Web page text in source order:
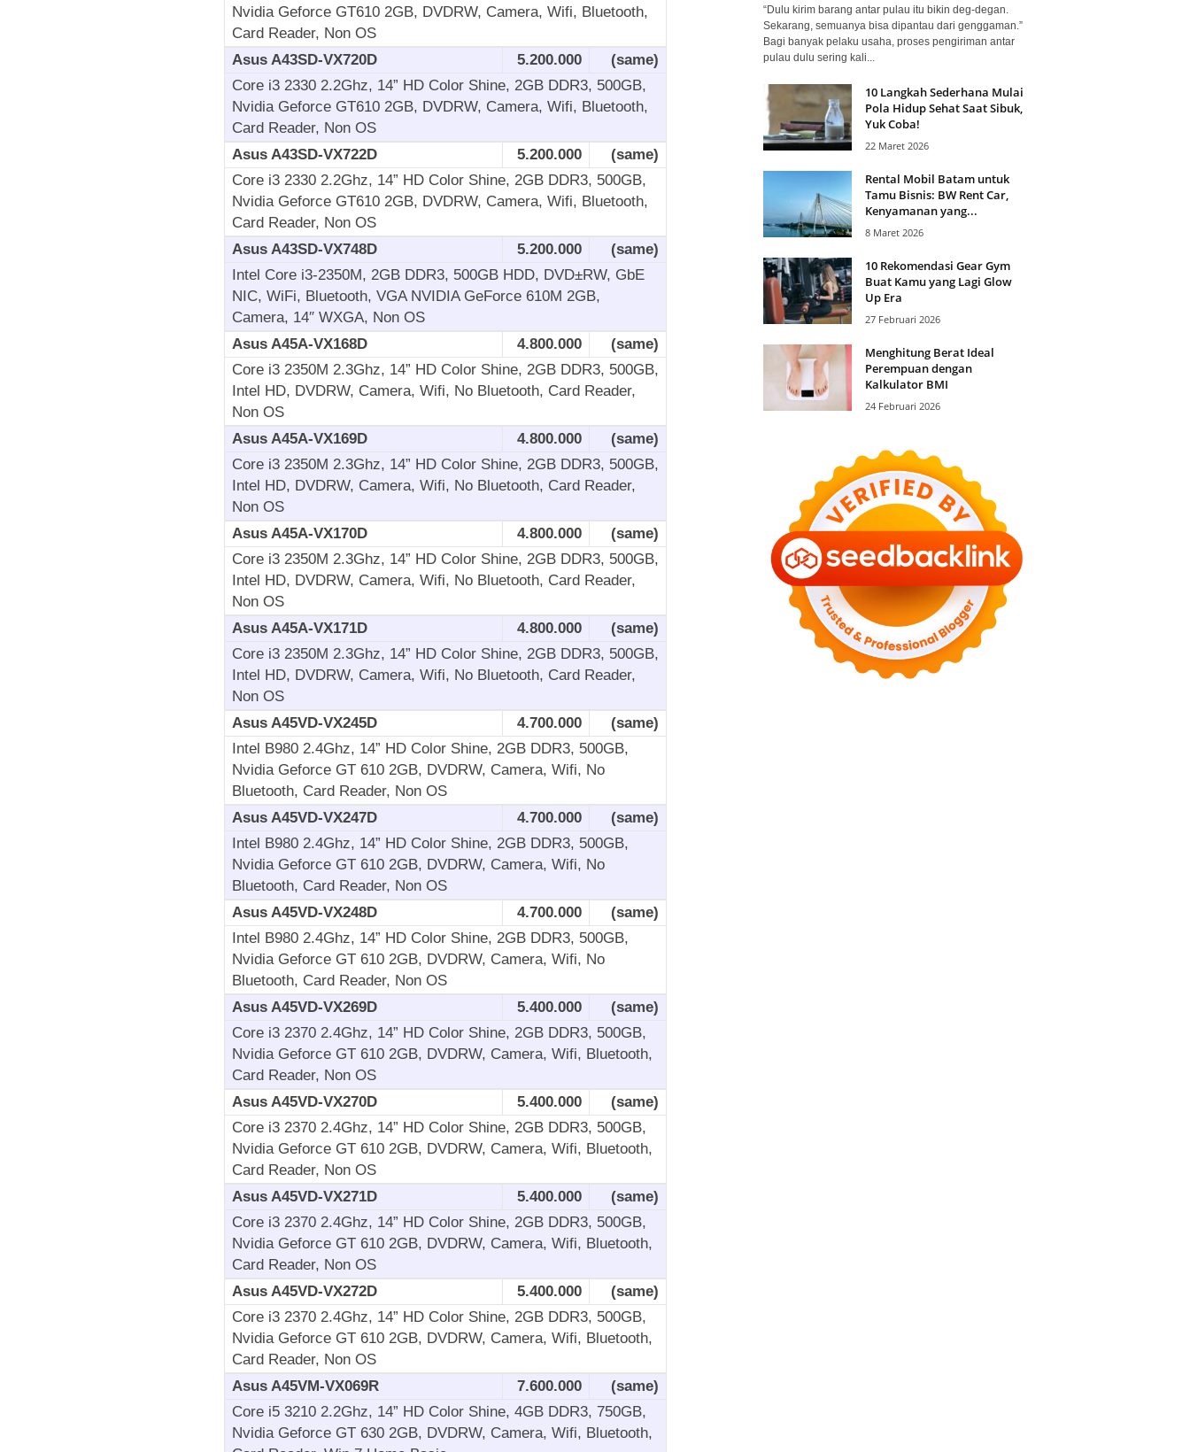
Nvidia Geforce GT610 2GB, DVDRW, Camera, Wifi, Bluetooth,
Card Reader, Non OS
Asus A43SD-VX720D
5.200.000
(same)
Core i3 2330 2.2Ghz, 14” HD Color Shine, 2GB DDR3, 500GB,
Nvidia Geforce GT610 2GB, DVDRW, Camera, Wifi, Bluetooth,
Card Reader, Non OS
Asus A43SD-VX722D
5.200.000
(same)
Core i3 2330 2.2Ghz, 14” HD Color Shine, 2GB DDR3, 500GB,
Nvidia Geforce GT610 2GB, DVDRW, Camera, Wifi, Bluetooth,
Card Reader, Non OS
Asus A43SD-VX748D
5.200.000
(same)
Intel Core i3-2350M, 2GB DDR3, 500GB HDD, DVD±RW, GbE
NIC, WiFi, Bluetooth, VGA NVIDIA GeForce 610M 2GB,
Camera, 14″ WXGA, Non OS
Asus A45A-VX168D
4.800.000
(same)
Core i3 2350M 2.3Ghz, 14” HD Color Shine, 2GB DDR3, 500GB,
Intel HD, DVDRW, Camera, Wifi, No Bluetooth, Card Reader,
Non OS
Asus A45A-VX169D
4.800.000
(same)
Core i3 2350M 2.3Ghz, 14” HD Color Shine, 2GB DDR3, 500GB,
Intel HD, DVDRW, Camera, Wifi, No Bluetooth, Card Reader,
Non OS
Asus A45A-VX170D
4.800.000
(same)
Core i3 2350M 2.3Ghz, 14” HD Color Shine, 2GB DDR3, 500GB,
Intel HD, DVDRW, Camera, Wifi, No Bluetooth, Card Reader,
Non OS
Asus A45A-VX171D
4.800.000
(same)
Core i3 2350M 2.3Ghz, 14” HD Color Shine, 2GB DDR3, 500GB,
Intel HD, DVDRW, Camera, Wifi, No Bluetooth, Card Reader,
Non OS
Asus A45VD-VX245D
4.700.000
(same)
Intel B980 2.4Ghz, 14” HD Color Shine, 2GB DDR3, 500GB,
Nvidia Geforce GT 610 2GB, DVDRW, Camera, Wifi, No
Bluetooth, Card Reader, Non OS
Asus A45VD-VX247D
4.700.000
(same)
Intel B980 2.4Ghz, 14” HD Color Shine, 2GB DDR3, 500GB,
Nvidia Geforce GT 610 2GB, DVDRW, Camera, Wifi, No
Bluetooth, Card Reader, Non OS
Asus A45VD-VX248D
4.700.000
(same)
Intel B980 2.4Ghz, 14” HD Color Shine, 2GB DDR3, 500GB,
Nvidia Geforce GT 610 2GB, DVDRW, Camera, Wifi, No
Bluetooth, Card Reader, Non OS
Asus A45VD-VX269D
5.400.000
(same)
Core i3 2370 2.4Ghz, 14” HD Color Shine, 2GB DDR3, 500GB,
Nvidia Geforce GT 610 2GB, DVDRW, Camera, Wifi, Bluetooth,
Card Reader, Non OS
Asus A45VD-VX270D
5.400.000
(same)
Core i3 2370 2.4Ghz, 14” HD Color Shine, 2GB DDR3, 500GB,
Nvidia Geforce GT 610 2GB, DVDRW, Camera, Wifi, Bluetooth,
Card Reader, Non OS
Asus A45VD-VX271D
5.400.000
(same)
Core i3 2370 2.4Ghz, 14” HD Color Shine, 2GB DDR3, 500GB,
Nvidia Geforce GT 610 2GB, DVDRW, Camera, Wifi, Bluetooth,
Card Reader, Non OS
Asus A45VD-VX272D
5.400.000
(same)
Core i3 2370 2.4Ghz, 14” HD Color Shine, 2GB DDR3, 500GB,
Nvidia Geforce GT 610 2GB, DVDRW, Camera, Wifi, Bluetooth,
Card Reader, Non OS
Asus A45VM-VX069R
7.600.000
(same)
Core i5 3210 2.2Ghz, 14” HD Color Shine, 4GB DDR3, 750GB,
Nvidia Geforce GT 630 2GB, DVDRW, Camera, Wifi, Bluetooth,
“Dulu kirim barang antar pulau itu bikin deg-degan.
Sekarang, semuanya bisa dipantau dari genggaman.”
Bagi banyak pelaku usaha, proses pengiriman antar
pulau dulu sering kali...
10 Langkah Sederhana Mulai
Pola Hidup Sehat Saat Sibuk,
Yuk Coba!
22 Maret 2026
Rental Mobil Batam untuk
Tamu Bisnis: BW Rent Car,
Kenyamanan yang...
8 Maret 2026
10 Rekomendasi Gear Gym
Buat Kamu yang Lagi Glow
Up Era
27 Februari 2026
Menghitung Berat Ideal
Perempuan dengan
Kalkulator BMI
24 Februari 2026